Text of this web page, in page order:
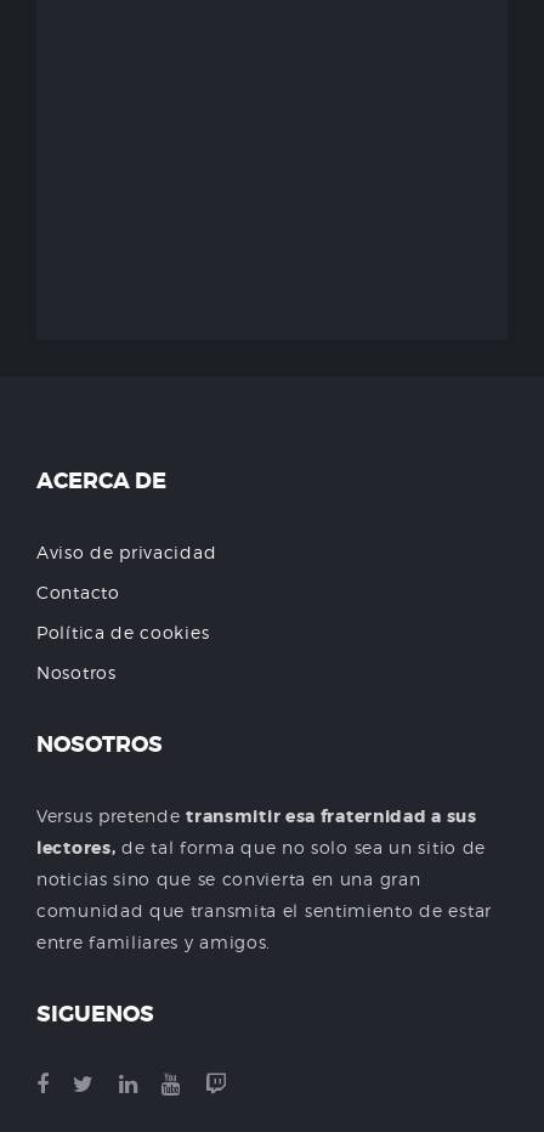
ACERCA DE
Aviso de privacidad
Contacto
Política de cookies
Nosotros
NOSOTROS
Versus pretendetransmitir esa fraternidad a sus
lectores, de tal forma que no solo sea un sitio de
noticias sino que se convierta en una gran
comunidad que transmita el sentimiento de estar
entre familiares y amigos.
SIGUENOS